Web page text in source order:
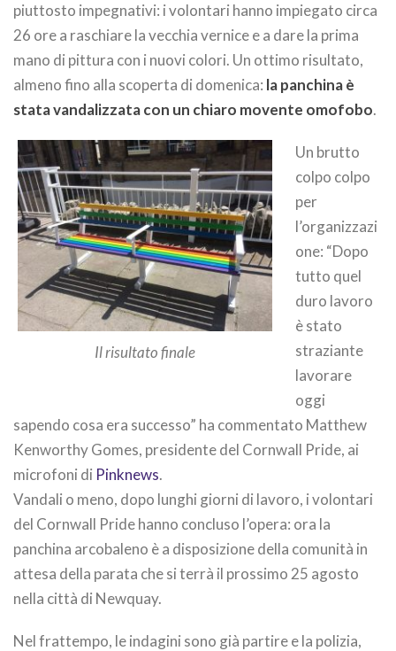
piuttosto impegnativi: i volontari hanno impiegato circa
26 ore a raschiare la vecchia vernice e a dare la prima
mano di pittura con i nuovi colori. Un ottimo risultato,
almeno fino alla scoperta di domenica: la panchina è
stata vandalizzata con un chiaro movente omofobo.
Il risultato finale
Un brutto
colpo colpo
per
l’organizzazi
one: “Dopo
tutto quel
duro lavoro
è stato
straziante
lavorare
oggi
sapendo cosa era successo” ha commentato Matthew
Kenworthy Gomes, presidente del Cornwall Pride, ai
microfoni di Pinknews.
Vandali o meno, dopo lunghi giorni di lavoro, i volontari
del Cornwall Pride hanno concluso l’opera: ora la
panchina arcobaleno è a disposizione della comunità in
attesa della parata che si terrà il prossimo 25 agosto
nella città di Newquay.
Nel frattempo, le indagini sono già partire e la polizia,